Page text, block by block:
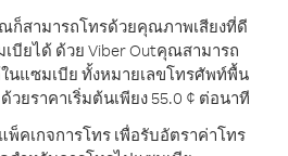
สามารถโทรด้วยคุณภาพเสียงที่ดี
บียได้ ด้วย Viber Outคุณสามารถ
นแซมเบีย ทั้งหมายเลขโทรศัพท์พื้น
ยราคาเริ่มต้นเพียง 55.0 ¢ ต่อนาที
คเกจการโทร เพื่อรับอัตราค่าโทร